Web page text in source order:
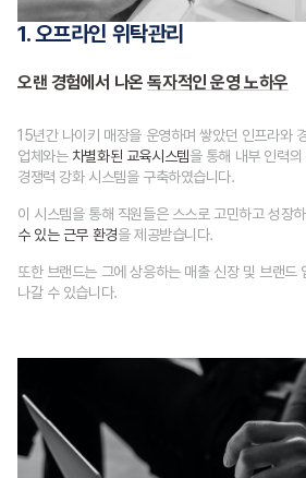
1. 오프라인 위탁관리
오랜 경험에서 나온독자적인 운영 노하우
15년간 나이키 매장을 운영하며 쌓았던 인프라와
업체와는 차별화된 교육시스템을 통해 내부 인력
경쟁력 강화 시스템을 구축하였습니다.
이 시스템을 통해 직원들은 스스로 고민하고 성장
수 있는 근무 환경을 제공받습니다.
또한 브랜드는 그에 상응하는 매출 신장 및 브랜드
나갈 수 있습니다.